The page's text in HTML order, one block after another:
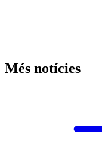
Més notícies